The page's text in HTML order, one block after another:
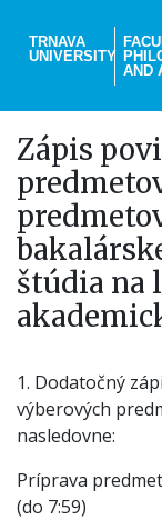
main
TRNAVA
UNIVERSITY
AND
Zápis
štúdia na
1. Dodatočný
výberových
nasledovne:
Príprava
(do 7:59)